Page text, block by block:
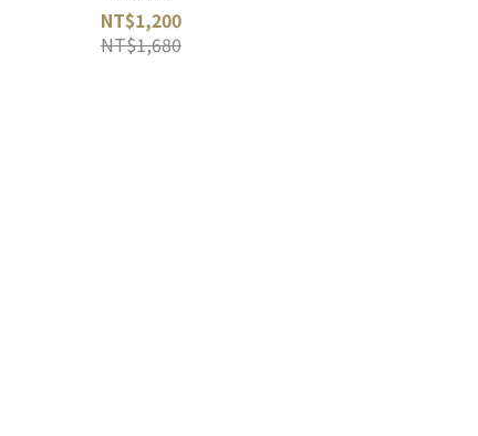
NT$1,200
NT$1,680